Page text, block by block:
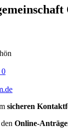
0
sicheren
Online-